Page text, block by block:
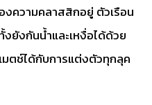
ความคลาสสิกอยู่ ตัวเรือน
ยังกันน้ำและเหงื่อได้ด้วย
ตช์ได้กับการแต่งตัวทุกลุค